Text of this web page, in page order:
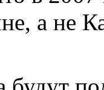
а не